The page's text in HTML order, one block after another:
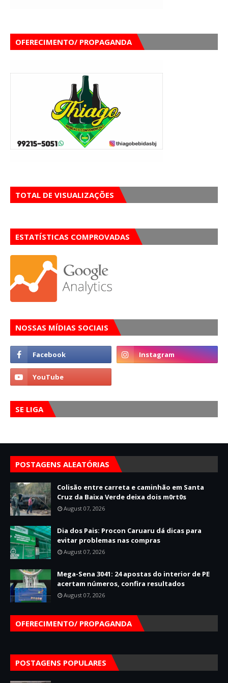
OFERECIMENTO/ PROPAGANDA
TOTAL DE VISUALIZAÇÕES
ESTATÍSTICAS COMPROVADAS
NOSSAS MÍDIAS SOCIAIS
SE LIGA
POSTAGENS ALEATÓRIAS
Colisão entre carreta e caminhão em Santa
Cruz da Baixa Verde deixa dois m0rt0s
August 07, 2026
Dia dos Pais: Procon Caruaru dá dicas para
evitar problemas nas compras
August 07, 2026
Mega-Sena 3041: 24 apostas do interior de PE
acertam números, confira resultados
August 07, 2026
OFERECIMENTO/ PROPAGANDA
POSTAGENS POPULARES